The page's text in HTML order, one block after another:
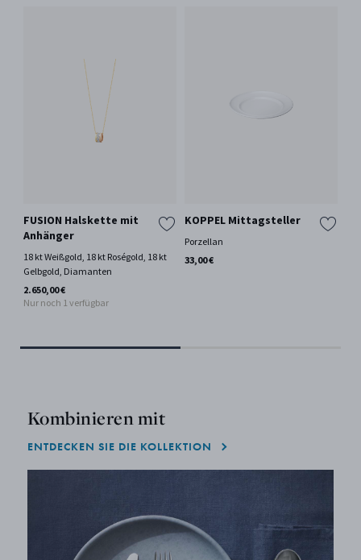
FUSION Halskette mit
Anhänger
18 kt Weißgold, 18 kt Roségold, 18 kt
Gelbgold, Diamanten
2.650,00 €
Nur noch 1 verfügbar
KOPPEL Mittagsteller
Porzellan
33,00 €
Kombinieren mit
ENTDECKEN SIE DIE KOLLEKTION